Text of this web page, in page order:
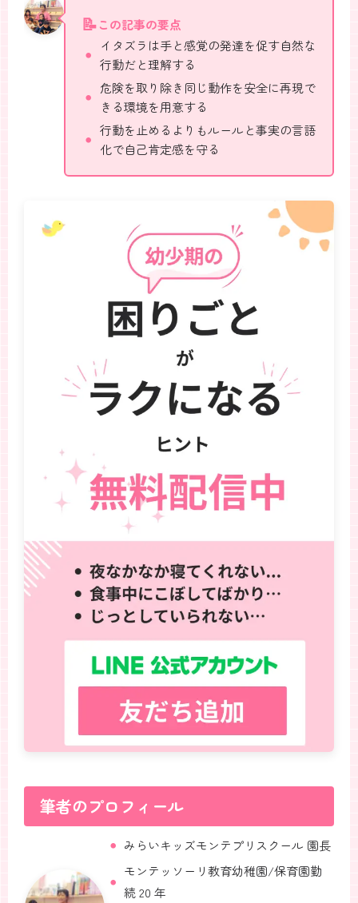
この記事の要点
イタズラは手と感覚の発達を促す自然な
行動だと理解する
危険を取り除き同じ動作を安全に再現で
きる環境を用意する
行動を止めるよりもルールと事実の言語
化で自己肯定感を守る
筆者のプロフィール
みらいキッズモンテプリスクール 園長
モンテッソーリ教育幼稚園/保育園勤
続 20 年